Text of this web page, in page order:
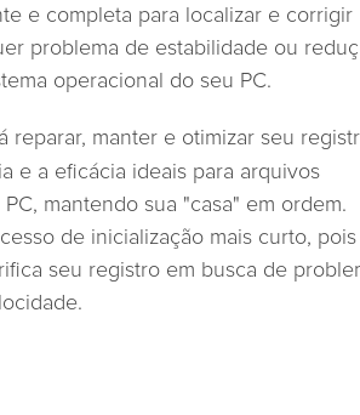
e completa para localizar e corrigir
problema de estabilidade ou
operacional do seu PC.
reparar, manter e otimizar seu
e a eficácia ideais para arquivos
mantendo sua "casa" em ordem.
de inicialização mais curto,
seu registro em busca de